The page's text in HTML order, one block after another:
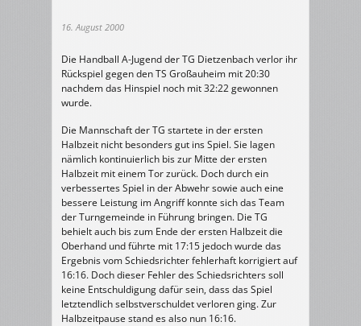
16. August 2000
Die Handball A-Jugend der TG Dietzenbach verlor ihr
Rückspiel gegen den TS Großauheim mit 20:30
nachdem das Hinspiel noch mit 32:22 gewonnen
wurde.
Die Mannschaft der TG startete in der ersten
Halbzeit nicht besonders gut ins Spiel. Sie lagen
nämlich kontinuierlich bis zur Mitte der ersten
Halbzeit mit einem Tor zurück. Doch durch ein
verbessertes Spiel in der Abwehr sowie auch eine
bessere Leistung im Angriff konnte sich das Team
der Turngemeinde in Führung bringen. Die TG
behielt auch bis zum Ende der ersten Halbzeit die
Oberhand und führte mit 17:15 jedoch wurde das
Ergebnis vom Schiedsrichter fehlerhaft korrigiert auf
16:16. Doch dieser Fehler des Schiedsrichters soll
keine Entschuldigung dafür sein, dass das Spiel
letztendlich selbstverschuldet verloren ging. Zur
Halbzeitpause stand es also nun 16:16.